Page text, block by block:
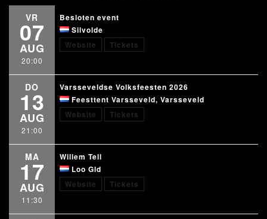
VR
07
AUG
20:00
Besloten event
Silvolde
Website
Tickets
DO
13
AUG
21:00
Varsseveldse Volksfeesten 2026
Feesttent Varsseveld, Varsseveld
Website
Tickets
MA
17
AUG
11:30
Willem Tell
Loo Gld
Website
Tickets